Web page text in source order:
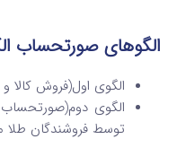
الگوهای صورتحساب
الگوی اول(فروش کالا
الگوی دوم(صورتحساب
توسط فروشندگان طلا